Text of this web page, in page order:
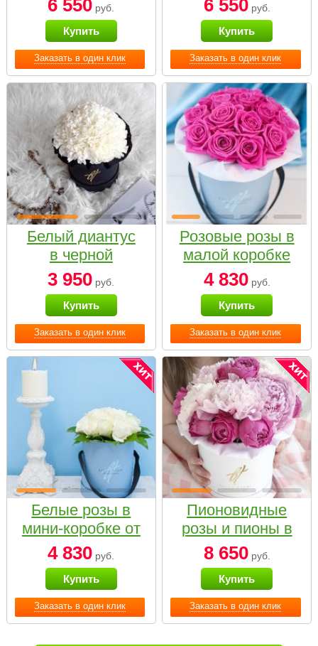
Заказать в один клик
коробке Small
6 550 руб.
Купить
Заказать в один клик
черной коробке
Small
6 550руб.
Купить
Заказать в один клик
Белый диантус
в черной
коробке Small
3 950 руб.
Купить
Заказать в один клик
Розовые розы в
малой коробке
4 830руб.
Купить
Заказать в один клик
Белые розы в
мини-коробке от
Bella Fiori
4 830 руб.
Купить
Заказать в один клик
Пионовидные
розы и пионы в
белой коробке
Small
8 650руб.
Купить